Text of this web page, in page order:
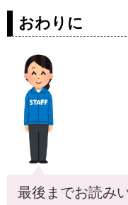
おわりに
最後までお読み